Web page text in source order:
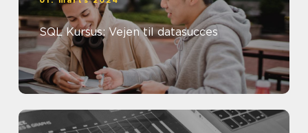
SQL Kursus: Vejen til datasucces